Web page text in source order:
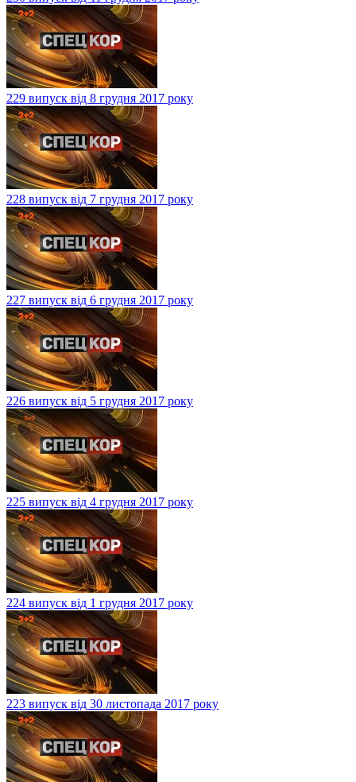
229 випуск від 8 грудня 2017 року
228 випуск від 7 грудня 2017 року
227 випуск від 6 грудня 2017 року
226 випуск від 5 грудня 2017 року
225 випуск від 4 грудня 2017 року
224 випуск від 1 грудня 2017 року
223 випуск від 30 листопада 2017 року